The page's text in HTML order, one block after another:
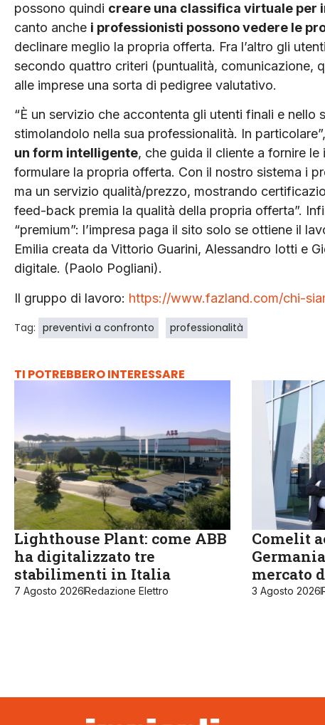
possono quindi creare una classifica virtuale per
canto anche i professionisti possono vedere le
declinare meglio la propria offerta. Fra l’altro gli
secondo quattro criteri (puntualità, comunicazione,
alle imprese una sorta di pedigree valutativo.
“È un servizio che accontenta gli utenti finali e nello
stimolandolo nella sua professionalità. In
un form intelligente, che guida il cliente a fornire
formulare la propria offerta. Con il nostro sistema i
ma un servizio qualità/prezzo, mostrando
feed-back premia la qualità della propria offerta”.
“premium”: l’impresa paga il sito solo se ottiene il
Emilia creata da Vittorio Guarini, Alessandro Iotti e
digitale. (Paolo Pogliani).
Il gruppo di lavoro: https://www.fazland.com/chi-
Tag: preventivi a confronto professionalità
TI POTREBBERO INTERESSARE
Lighthouse Plant: come ABB
ha digitalizzato tre
stabilimenti in Italia
7 Agosto 2026Redazione Elettro
Comelit
mercato
3 Agosto 2026